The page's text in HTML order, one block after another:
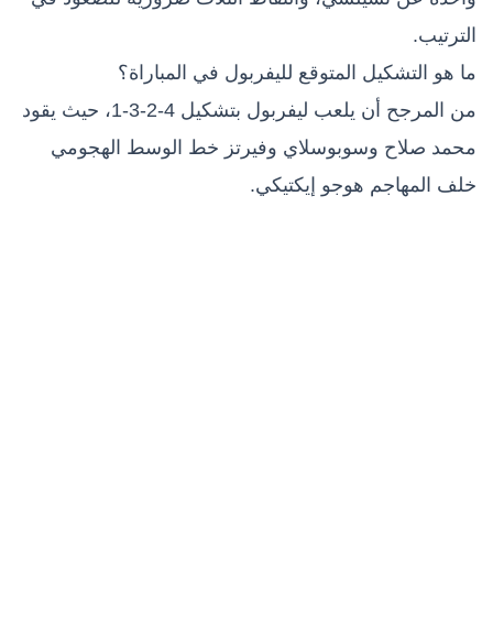
الترتيب.
ما هو التشكيل المتوقع لليفربول في المباراة؟
من المرجح أن يلعب ليفربول بتشكيل 4-2-3-1، حيث يقود
محمد صلاح وسوبوسلاي وفيرتز خط الوسط الهجومي
خلف المهاجم هوجو إيكتيكي.